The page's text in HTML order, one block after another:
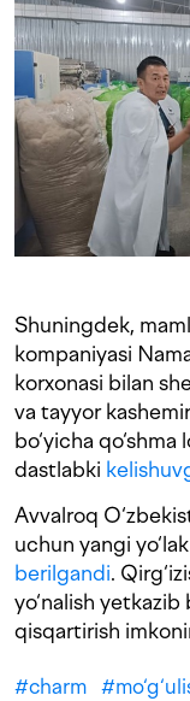
Shuningdek,
kompaniyasi
korxonasi bilan
va tayyor
bo‘yicha
dastlabki
Avvalroq
uchun yangi
berilgandi.
yo‘nalish
qisqartirish
#charm #